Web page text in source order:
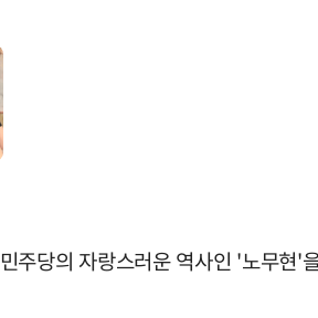
당의 자랑스러운 역사인 '노무현'